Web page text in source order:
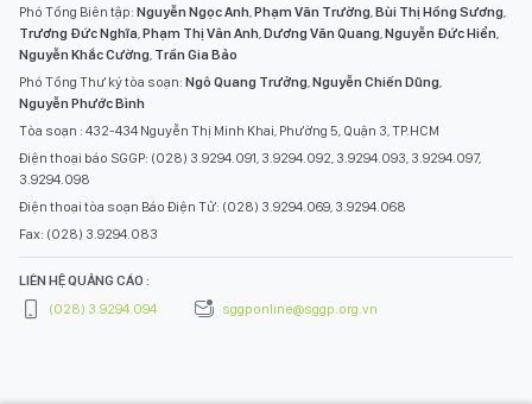
Phó Tổng Biên tập: Nguyễn Ngọc Anh,Phạm Văn Trường,Bùi Thị Hồng Sương,
Trương Đức Nghĩa,Phạm Thị Vân Anh,Dương Văn Quang,Nguyễn Đức Hiển,
Nguyễn Khắc Cường, Trần Gia Bảo
Phó Tổng Thư ký tòa soạn: Ngô Quang Trưởng,Nguyễn Chiến Dũng,
Nguyễn Phước Bình
Tòa soạn : 432-434 Nguyễn Thị Minh Khai, Phường 5, Quận 3, TP.HCM
Điện thoại báo SGGP: (028) 3.9294.091, 3.9294.092, 3.9294.093, 3.9294.097,
3.9294.098
Điện thoại tòa soạn Báo Điện Tử: (028) 3.9294.069, 3.9294.068
Fax: (028) 3.9294.083
LIÊN HỆ QUẢNG CÁO :
(028) 3.9294.094
sggponline@sggp.org.vn